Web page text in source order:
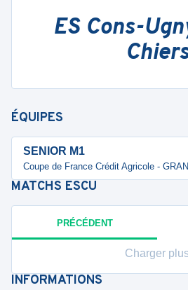
ES Cons-
ÉQUIPES
SENIOR M1
Coupe de France Crédit Agricole -
MATCHS ESCU
PRÉCÉDENT
Charger
INFORMATIONS